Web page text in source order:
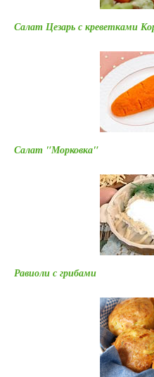
Салат Цезарь с креветками
Салат "Морковка"
Равиоли с грибами